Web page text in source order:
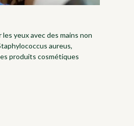
yeux avec des mains non
aureus,
produits cosmétiques